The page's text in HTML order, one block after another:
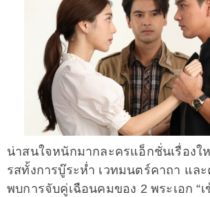
น่าสนใจหนักมากละครแอ็กชั่นเรื่องใ
รสทั้งการบู๊ระห่ำ เวทมนตร์คาถา แล
พบการจับคู่เฉือนคมของ 2 พระเอก “